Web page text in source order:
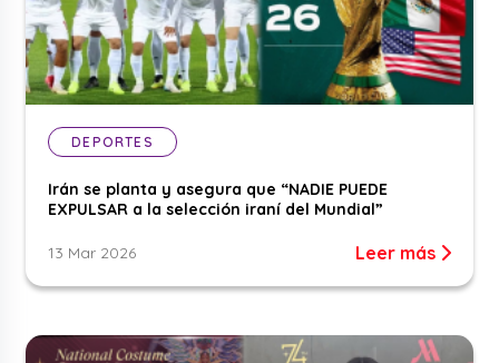
DEPORTES
Irán se planta y asegura que “NADIE PUEDE
EXPULSAR a la selección iraní del Mundial”
13 Mar 2026 Leer más